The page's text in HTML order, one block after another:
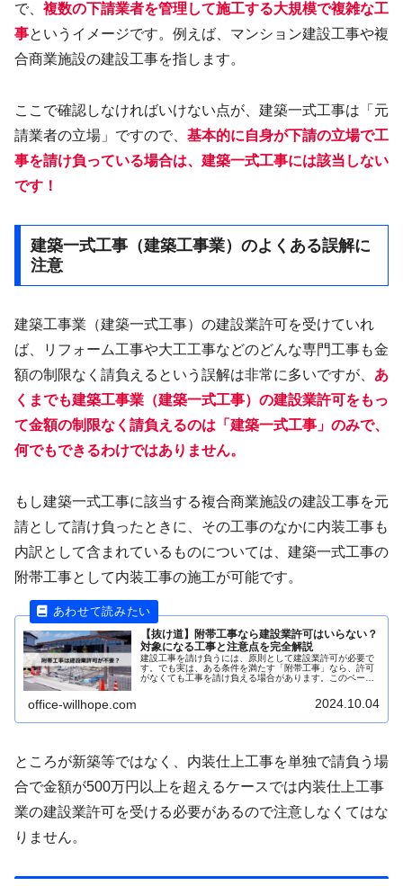
で、 複数の下請業者を管理して施工する大規模で複雑な工
事というイメージです。例えば、マンション建設工事や複
合商業施設の建設工事を指します。
ここで確認しなければいけない点が、建築一式工事は「元
請業者の立場」ですので、 基本的に自身が下請の立場で工
事を請け負っている場合は、建築一式工事には該当しない
です！
建築一式工事（建築工事業）のよくある誤解に
注意
建築工事業（建築一式工事）の建設業許可を受けていれ
ば、リフォーム工事や大工工事などのどんな専門工事も金
額の制限なく請負えるという誤解は非常に多いですが、 あ
くまでも建築工事業（建築一式工事）の建設業許可をもっ
て金額の制限なく請負えるのは「建築一式工事」のみで、
何でもできるわけではありません。
もし建築一式工事に該当する複合商業施設の建設工事を元
請として請け負ったときに、その工事のなかに内装工事も
内訳として含まれているものについては、建築一式工事の
附帯工事として内装工事の施工が可能です。
【抜け道】附帯工事なら建設業許可はいらない？
対象になる工事と注意点を完全解説
建設工事を請け負うには、原則として建設業許可が必要で
す。でも実は、ある条件を満たす「附帯工事」なら、許可
がなくても工事を請け負える場合があります。このページ
office-willhope.com 2024.10.04
ところが新築等ではなく、内装仕上工事を単独で請負う場
合で金額が500万円以上を超えるケースでは内装仕上工事
業の建設業許可を受ける必要があるので注意しなくてはな
りません。